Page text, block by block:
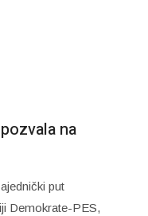
na
put
Demokrate-PES,